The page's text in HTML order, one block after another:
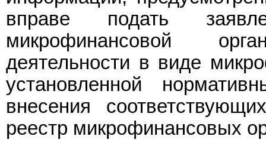
вправе подать
микрофинансовой
деятельности в виде
установленной
внесения
реестр микрофинансовых